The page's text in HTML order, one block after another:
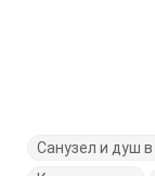
Санузел и душ